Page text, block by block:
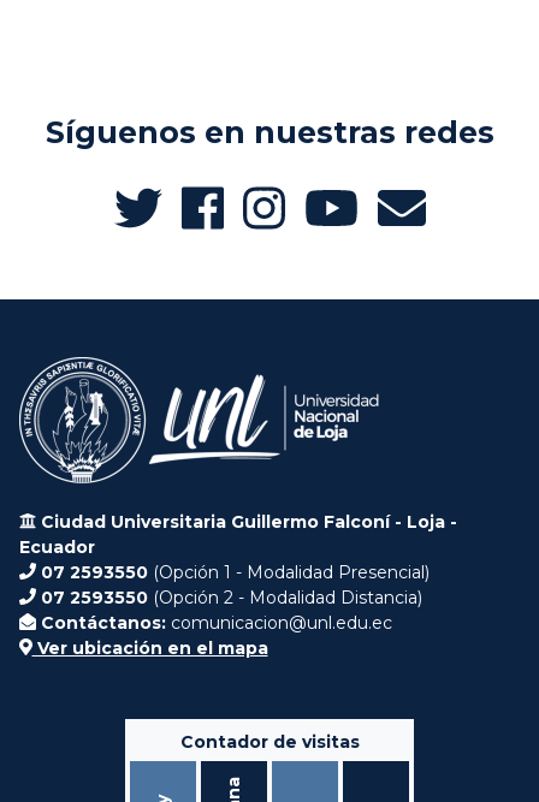
Síguenos en nuestras redes
Ciudad Universitaria Guillermo Falconí - Loja -
Ecuador
07 2593550 (Opción 1 - Modalidad Presencial)
07 2593550 (Opción 2 - Modalidad Distancia)
Contáctanos: comunicacion@unl.edu.ec
Ver ubicación en el mapa
Contador de visitas